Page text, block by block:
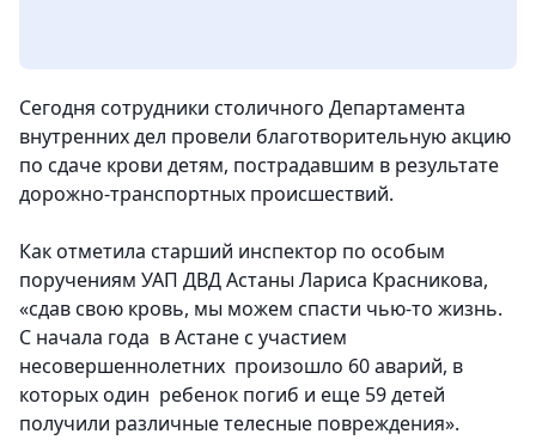
Сегодня сотрудники столичного Департамента
внутренних дел провели благотворительную акцию
по сдаче крови детям, пострадавшим в результате
дорожно-транспортных происшествий.
Как отметила старший инспектор по особым
поручениям УАП ДВД Астаны Лариса Красникова,
«сдав свою кровь, мы можем спасти чью-то жизнь.
С начала года в Астане с участием
несовершеннолетних произошло 60 аварий, в
которых один ребенок погиб и еще 59 детей
получили различные телесные повреждения».